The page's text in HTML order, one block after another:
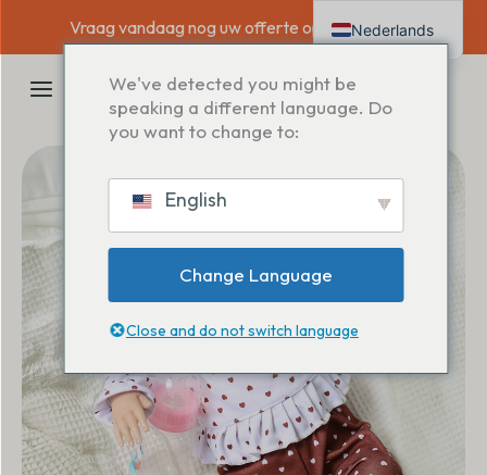
inhoud
Vraag vandaag nog uw offerte op maat aan →
HOOFDMENUWe've detected you might be
speaking a different language. Do
you want to change to:
English
Change Language
Close and do not switch language
Nederlands
Deutsch
Italiano